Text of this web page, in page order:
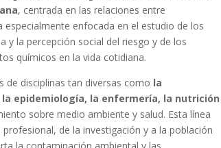
, centrada en las relaciones entre
enfocada en el estudio de los
y la percepción social del riesgo y de los
químicos en la vida cotidiana.
disciplinas tan diversas como la
epidemiología, la enfermería, la nutrición
sobre medio ambiente y salud. Esta línea
de la investigación y a la población
la contaminación ambiental y las